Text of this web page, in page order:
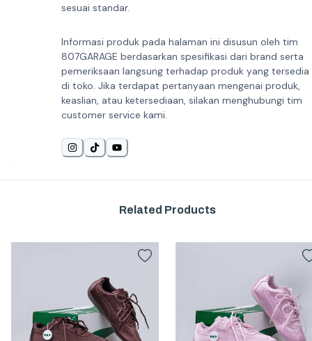
sesuai standar.
Informasi produk pada halaman ini disusun oleh tim
807GARAGE berdasarkan spesifikasi dari brand serta
pemeriksaan langsung terhadap produk yang tersedia
di toko. Jika terdapat pertanyaan mengenai produk,
keaslian, atau ketersediaan, silakan menghubungi tim
customer service kami.
Related Products